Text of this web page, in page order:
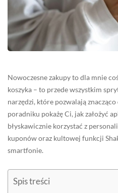
Nowoczesne zakupy to dla mnie
koszyka – to przede wszystkim
narzędzi, które pozwalają
poradniku pokażę Ci, jak założyć
błyskawicznie korzystać z
kuponów oraz kultowej funkcji
smartfonie.
Spis treści